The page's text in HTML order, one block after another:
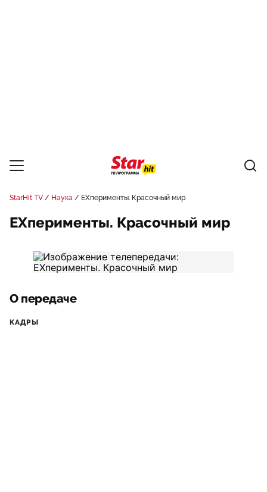
StarHit TV Наука EXперименты. Красочный мир
EXперименты. Красочный мир
О передаче
КАДРЫ